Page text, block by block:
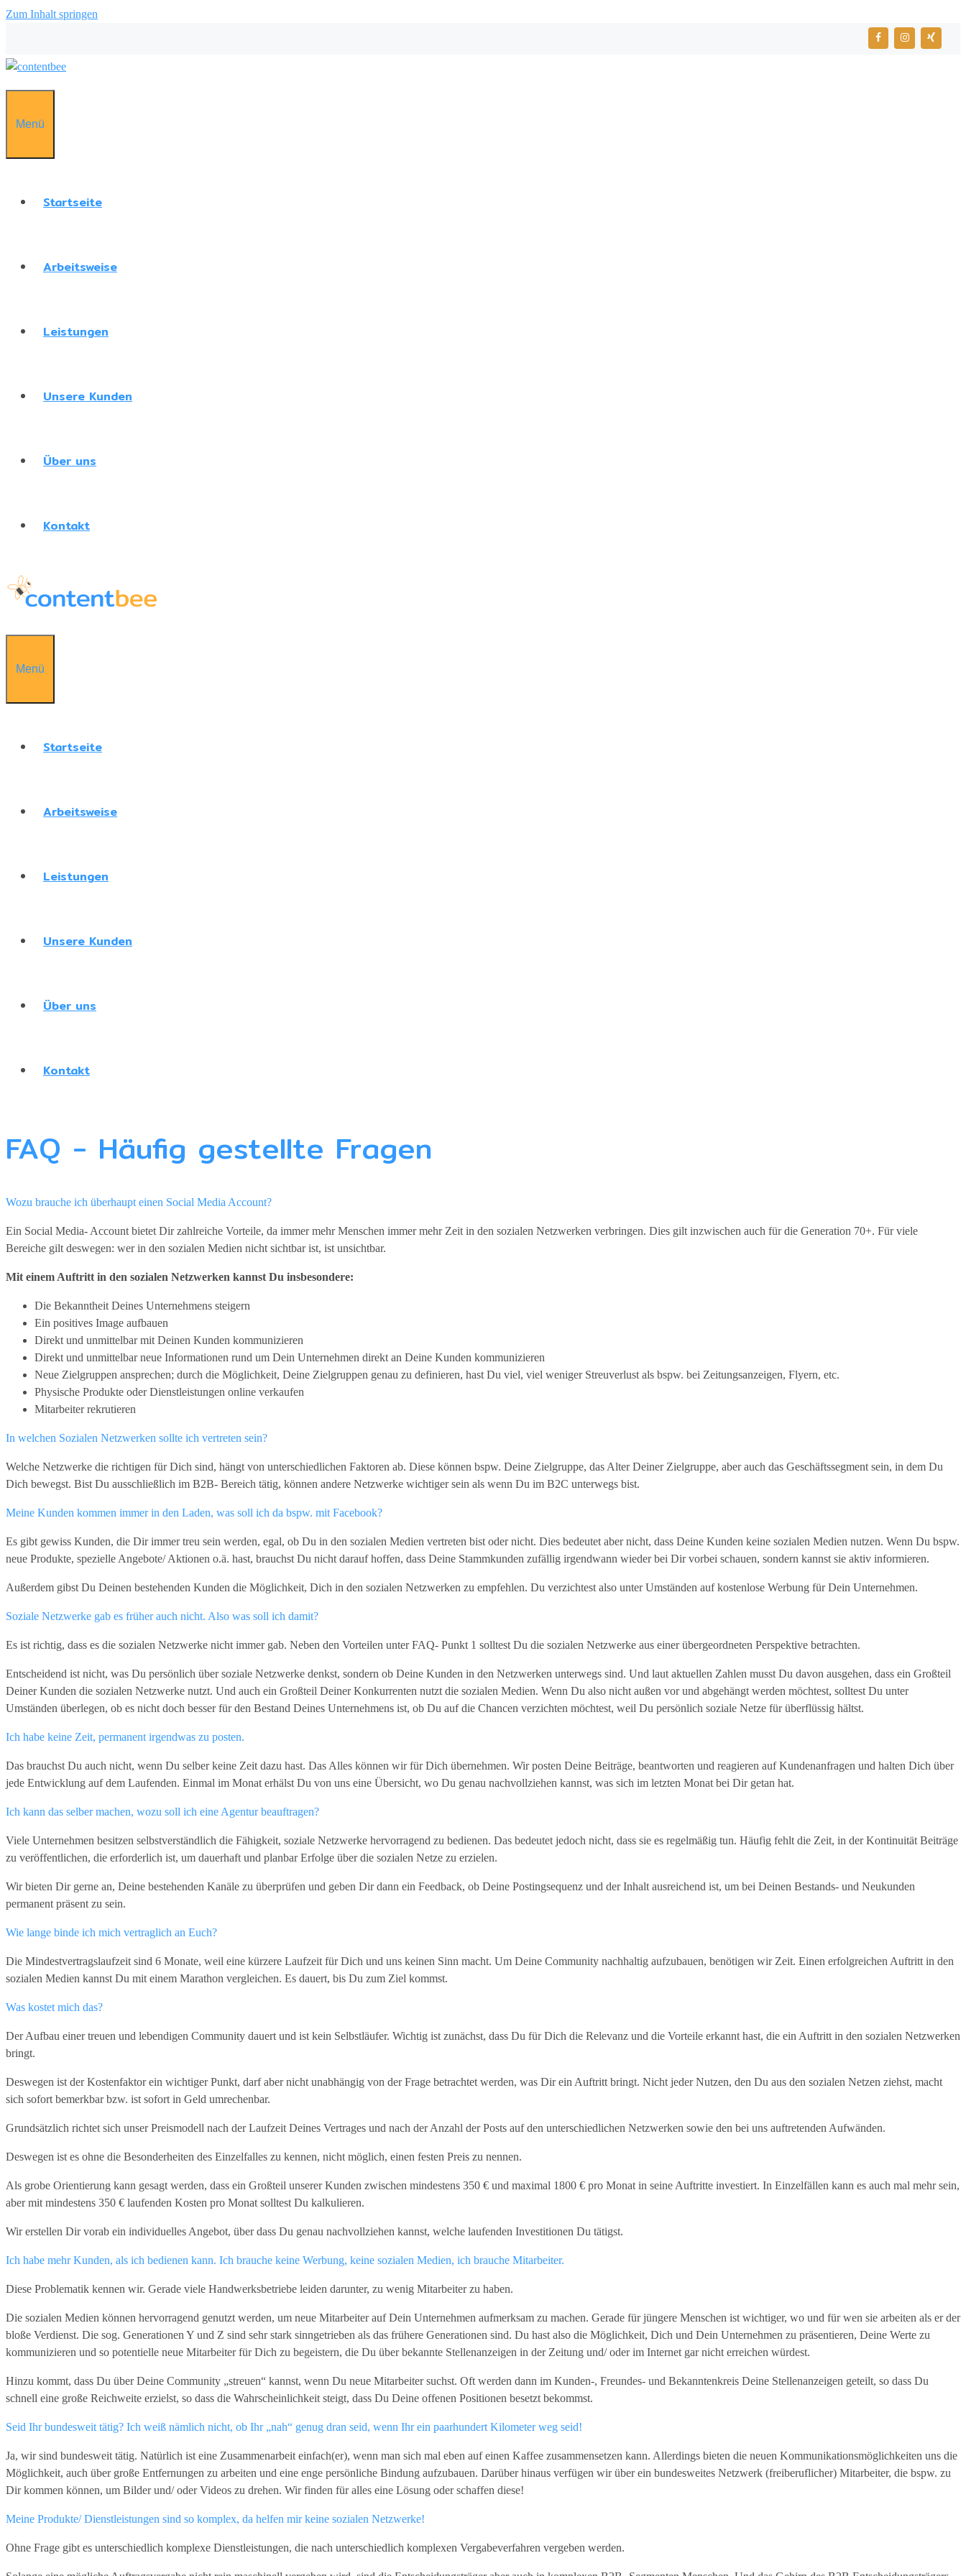
Zum Inhalt springen
Menü
Startseite
Arbeitsweise
Leistungen
Unsere Kunden
Über uns
Kontakt
Menü
Startseite
Arbeitsweise
Leistungen
Unsere Kunden
Über uns
Kontakt
FAQ - Häufig gestellte Fragen
Wozu brauche ich überhaupt einen Social Media Account?
Ein Social Media- Account bietet Dir zahlreiche Vorteile, da immer mehr Menschen immer mehr Zeit in den sozialen Netzwerken verbringen. Dies gilt inzwischen auch für die Generation 70+. Für viele
Bereiche gilt deswegen: wer in den sozialen Medien nicht sichtbar ist, ist unsichtbar.
Mit einem Auftritt in den sozialen Netzwerken kannst Du insbesondere:
Die Bekanntheit Deines Unternehmens steigern
Ein positives Image aufbauen
Direkt und unmittelbar mit Deinen Kunden kommunizieren
Direkt und unmittelbar neue Informationen rund um Dein Unternehmen direkt an Deine Kunden kommunizieren
Neue Zielgruppen ansprechen; durch die Möglichkeit, Deine Zielgruppen genau zu definieren, hast Du viel, viel weniger Streuverlust als bspw. bei Zeitungsanzeigen, Flyern, etc.
Physische Produkte oder Dienstleistungen online verkaufen
Mitarbeiter rekrutieren
In welchen Sozialen Netzwerken sollte ich vertreten sein?
Welche Netzwerke die richtigen für Dich sind, hängt von unterschiedlichen Faktoren ab. Diese können bspw. Deine Zielgruppe, das Alter Deiner Zielgruppe, aber auch das Geschäftssegment sein, in dem Du
Dich bewegst. Bist Du ausschließlich im B2B- Bereich tätig, können andere Netzwerke wichtiger sein als wenn Du im B2C unterwegs bist.
Meine Kunden kommen immer in den Laden, was soll ich da bspw. mit Facebook?
Es gibt gewiss Kunden, die Dir immer treu sein werden, egal, ob Du in den sozialen Medien vertreten bist oder nicht. Dies bedeutet aber nicht, dass Deine Kunden keine sozialen Medien nutzen. Wenn Du bspw.
neue Produkte, spezielle Angebote/ Aktionen o.ä. hast, brauchst Du nicht darauf hoffen, dass Deine Stammkunden zufällig irgendwann wieder bei Dir vorbei schauen, sondern kannst sie aktiv informieren.
Außerdem gibst Du Deinen bestehenden Kunden die Möglichkeit, Dich in den sozialen Netzwerken zu empfehlen. Du verzichtest also unter Umständen auf kostenlose Werbung für Dein Unternehmen.
Soziale Netzwerke gab es früher auch nicht. Also was soll ich damit?
Es ist richtig, dass es die sozialen Netzwerke nicht immer gab. Neben den Vorteilen unter FAQ- Punkt 1 solltest Du die sozialen Netzwerke aus einer übergeordneten Perspektive betrachten.
Entscheidend ist nicht, was Du persönlich über soziale Netzwerke denkst, sondern ob Deine Kunden in den Netzwerken unterwegs sind. Und laut aktuellen Zahlen musst Du davon ausgehen, dass ein Großteil
Deiner Kunden die sozialen Netzwerke nutzt. Und auch ein Großteil Deiner Konkurrenten nutzt die sozialen Medien. Wenn Du also nicht außen vor und abgehängt werden möchtest, solltest Du unter
Umständen überlegen, ob es nicht doch besser für den Bestand Deines Unternehmens ist, ob Du auf die Chancen verzichten möchtest, weil Du persönlich soziale Netze für überflüssig hältst.
Ich habe keine Zeit, permanent irgendwas zu posten.
Das brauchst Du auch nicht, wenn Du selber keine Zeit dazu hast. Das Alles können wir für Dich übernehmen. Wir posten Deine Beiträge, beantworten und reagieren auf Kundenanfragen und halten Dich über
jede Entwicklung auf dem Laufenden. Einmal im Monat erhälst Du von uns eine Übersicht, wo Du genau nachvollziehen kannst, was sich im letzten Monat bei Dir getan hat.
Ich kann das selber machen, wozu soll ich eine Agentur beauftragen?
Viele Unternehmen besitzen selbstverständlich die Fähigkeit, soziale Netzwerke hervorragend zu bedienen. Das bedeutet jedoch nicht, dass sie es regelmäßig tun. Häufig fehlt die Zeit, in der Kontinuität Beiträge
zu veröffentlichen, die erforderlich ist, um dauerhaft und planbar Erfolge über die sozialen Netze zu erzielen.
Wir bieten Dir gerne an, Deine bestehenden Kanäle zu überprüfen und geben Dir dann ein Feedback, ob Deine Postingsequenz und der Inhalt ausreichend ist, um bei Deinen Bestands- und Neukunden
permanent präsent zu sein.
Wie lange binde ich mich vertraglich an Euch?
Die Mindestvertragslaufzeit sind 6 Monate, weil eine kürzere Laufzeit für Dich und uns keinen Sinn macht. Um Deine Community nachhaltig aufzubauen, benötigen wir Zeit. Einen erfolgreichen Auftritt in den
sozialen Medien kannst Du mit einem Marathon vergleichen. Es dauert, bis Du zum Ziel kommst.
Was kostet mich das?
Der Aufbau einer treuen und lebendigen Community dauert und ist kein Selbstläufer. Wichtig ist zunächst, dass Du für Dich die Relevanz und die Vorteile erkannt hast, die ein Auftritt in den sozialen Netzwerken
bringt.
Deswegen ist der Kostenfaktor ein wichtiger Punkt, darf aber nicht unabhängig von der Frage betrachtet werden, was Dir ein Auftritt bringt. Nicht jeder Nutzen, den Du aus den sozialen Netzen ziehst, macht
sich sofort bemerkbar bzw. ist sofort in Geld umrechenbar.
Grundsätzlich richtet sich unser Preismodell nach der Laufzeit Deines Vertrages und nach der Anzahl der Posts auf den unterschiedlichen Netzwerken sowie den bei uns auftretenden Aufwänden.
Deswegen ist es ohne die Besonderheiten des Einzelfalles zu kennen, nicht möglich, einen festen Preis zu nennen.
Als grobe Orientierung kann gesagt werden, dass ein Großteil unserer Kunden zwischen mindestens 350 € und maximal 1800 € pro Monat in seine Auftritte investiert. In Einzelfällen kann es auch mal mehr sein,
aber mit mindestens 350 € laufenden Kosten pro Monat solltest Du kalkulieren.
Wir erstellen Dir vorab ein individuelles Angebot, über dass Du genau nachvollziehen kannst, welche laufenden Investitionen Du tätigst.
Ich habe mehr Kunden, als ich bedienen kann. Ich brauche keine Werbung, keine sozialen Medien, ich brauche Mitarbeiter.
Diese Problematik kennen wir. Gerade viele Handwerksbetriebe leiden darunter, zu wenig Mitarbeiter zu haben.
Die sozialen Medien können hervorragend genutzt werden, um neue Mitarbeiter auf Dein Unternehmen aufmerksam zu machen. Gerade für jüngere Menschen ist wichtiger, wo und für wen sie arbeiten als er der
bloße Verdienst. Die sog. Generationen Y und Z sind sehr stark sinngetrieben als das frühere Generationen sind. Du hast also die Möglichkeit, Dich und Dein Unternehmen zu präsentieren, Deine Werte zu
kommunizieren und so potentielle neue Mitarbeiter für Dich zu begeistern, die Du über bekannte Stellenanzeigen in der Zeitung und/ oder im Internet gar nicht erreichen würdest.
Hinzu kommt, dass Du über Deine Community „streuen“ kannst, wenn Du neue Mitarbeiter suchst. Oft werden dann im Kunden-, Freundes- und Bekanntenkreis Deine Stellenanzeigen geteilt, so dass Du
schnell eine große Reichweite erzielst, so dass die Wahrscheinlichkeit steigt, dass Du Deine offenen Positionen besetzt bekommst.
Seid Ihr bundesweit tätig? Ich weiß nämlich nicht, ob Ihr „nah“ genug dran seid, wenn Ihr ein paarhundert Kilometer weg seid!
Ja, wir sind bundesweit tätig. Natürlich ist eine Zusammenarbeit einfach(er), wenn man sich mal eben auf einen Kaffee zusammensetzen kann. Allerdings bieten die neuen Kommunikationsmöglichkeiten uns die
Möglichkeit, auch über große Entfernungen zu arbeiten und eine enge persönliche Bindung aufzubauen. Darüber hinaus verfügen wir über ein bundesweites Netzwerk (freiberuflicher) Mitarbeiter, die bspw. zu
Dir kommen können, um Bilder und/ oder Videos zu drehen. Wir finden für alles eine Lösung oder schaffen diese!
Meine Produkte/ Dienstleistungen sind so komplex, da helfen mir keine sozialen Netzwerke!
Ohne Frage gibt es unterschiedlich komplexe Dienstleistungen, die nach unterschiedlich komplexen Vergabeverfahren vergeben werden.